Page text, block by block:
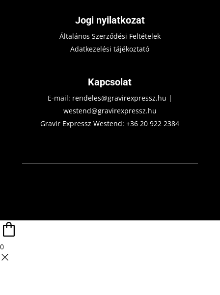
Jogi nyilatkozat
Általános Szerződési Feltételek
Adatkezelési tájékoztató
Kapcsolat
E-mail: rendeles@gravirexpressz.hu |
westend@gravirexpressz.hu
Gravír Expressz Westend:+36 20 922 2384
0